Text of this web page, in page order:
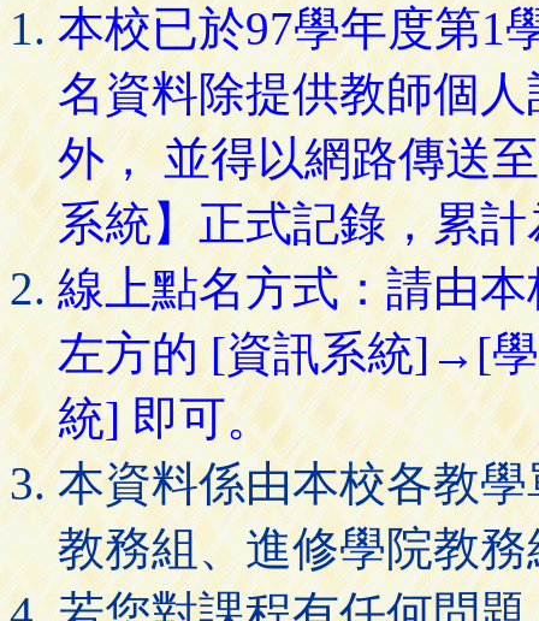
本校已於97學年度第1
名資料除提供教師個
外， 並得以網路傳送
系統】正式記錄，累
線上點名方式：請由
左方的 [資訊系統]→[
統] 即可。
本資料係由本校各教
教務組、進修學院教